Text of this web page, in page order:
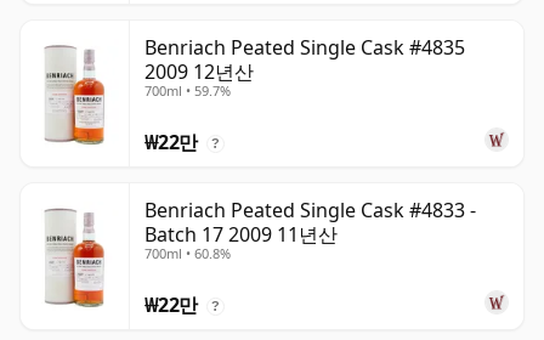
Benriach Peated Single Cask #4835
2009 12년산
700ml • 59.7%
₩22만 ?
Benriach Peated Single Cask #4833 -
Batch 17 2009 11년산
700ml • 60.8%
₩22만 ?